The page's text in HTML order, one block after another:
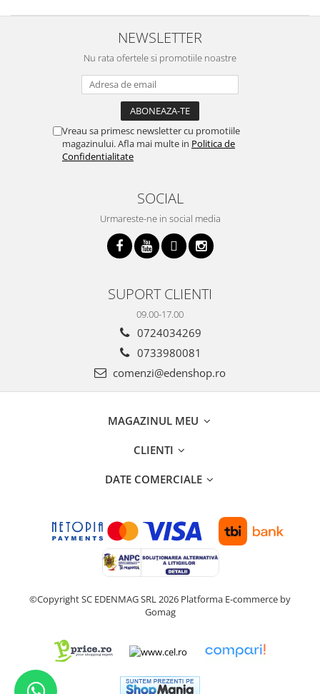
NEWSLETTER
Nu rata ofertele si promotiile noastre
Vreau sa primesc newsletter cu promotiile
magazinului. Afla mai multe in Politica de
Confidentialitate
SOCIAL
Urmareste-ne in social media
SUPORT CLIENTI
09.00-17.00
0724034269
0733980081
comenzi@edenshop.ro
MAGAZINUL MEU
CLIENTI
DATE COMERCIALE
©Copyright SC EDENMAG SRL 2026 Platforma E-commerce by
Gomag